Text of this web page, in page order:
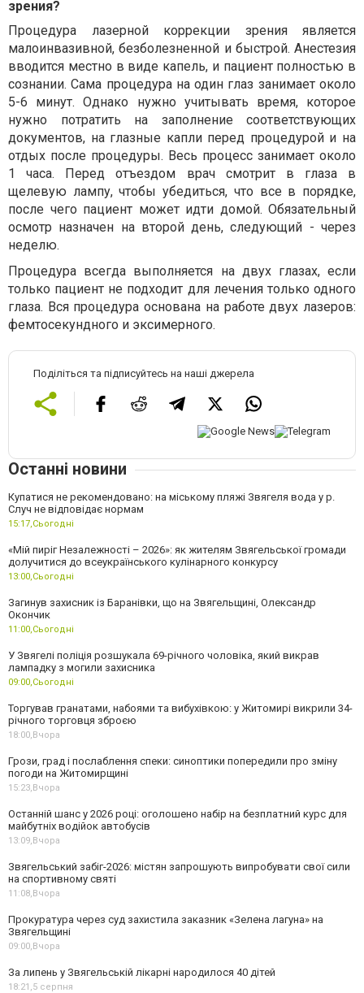
зрения?
Процедура лазерной коррекции зрения является
малоинвазивной, безболезненной и быстрой. Анестезия
вводится местно в виде капель, и пациент полностью в
сознании. Сама процедура на один глаз занимает около
5-6 минут. Однако нужно учитывать время, которое
нужно потратить на заполнение соответствующих
документов, на глазные капли перед процедурой и на
отдых после процедуры. Весь процесс занимает около
1 часа. Перед отъездом врач смотрит в глаза в
щелевую лампу, чтобы убедиться, что все в порядке,
после чего пациент может идти домой. Обязательный
осмотр назначен на второй день, следующий - через
неделю.
Процедура всегда выполняется на двух глазах, если
только пациент не подходит для лечения только одного
глаза. Вся процедура основана на работе двух лазеров:
фемтосекундного и эксимерного.
Поділіться та підписуйтесь на наші джерела
Останні новини
Купатися не рекомендовано: на міському пляжі Звягеля вода у р.
Случ не відповідає нормам
15:17, Сьогодні
«Мій пиріг Незалежності – 2026»: як жителям Звягельської громади
долучитися до всеукраїнського кулінарного конкурсу
13:00, Сьогодні
Загинув захисник із Баранівки, що на Звягельщині, Олександр
Окончик
11:00, Сьогодні
У Звягелі поліція розшукала 69-річного чоловіка, який викрав
лампадку з могили захисника
09:00, Сьогодні
Торгував гранатами, набоями та вибухівкою: у Житомирі викрили 34-
річного торговця зброєю
18:00, Вчора
Грози, град і послаблення спеки: синоптики попередили про зміну
погоди на Житомирщині
15:23, Вчора
Останній шанс у 2026 році: оголошено набір на безплатний курс для
майбутніх водійок автобусів
13:09, Вчора
Звягельський забіг-2026: містян запрошують випробувати свої сили
на спортивному святі
11:08, Вчора
Прокуратура через суд захистила заказник «Зелена лагуна» на
Звягельщині
09:00, Вчора
За липень у Звягельській лікарні народилося 40 дітей
18:21, 5 серпня